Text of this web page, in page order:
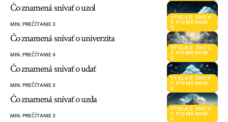
VÝKLAD SNOV
S PÍSMENOM
U
Čo znamená snívať o uzol
MIN. PREČÍTANIE 3
VÝKLAD SNOV
S PÍSMENOM
U
Čo znamená snívať o univerzita
MIN. PREČÍTANIE 4
VÝKLAD SNOV
S PÍSMENOM
U
Čo znamená snívať o udať
MIN. PREČÍTANIE 3
VÝKLAD SNOV
S PÍSMENOM
U
Čo znamená snívať o uzda
MIN. PREČÍTANIE 3